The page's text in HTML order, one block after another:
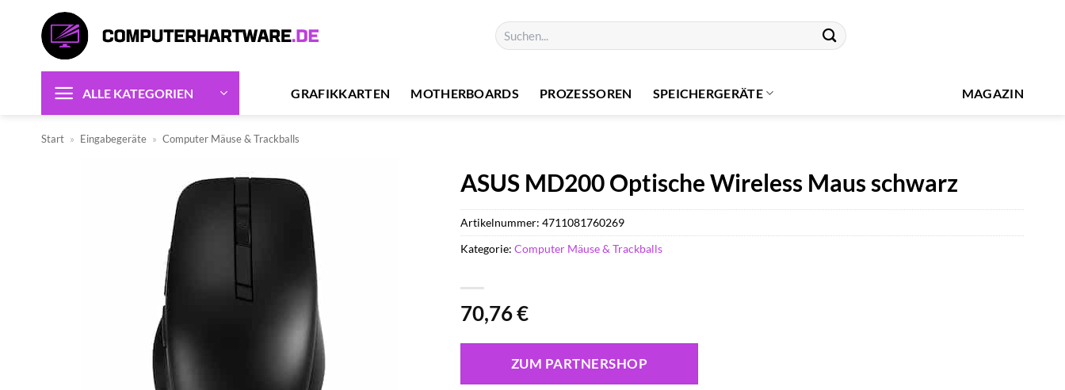
springen
Suchen
nach:
ALLE KATEGORIEN GRAFIKKARTEN MOTHERBOARDS PROZESSOREN SPEICHERGERÄTE MAGAZIN
Start » Eingabegeräte » Computer Mäuse & Trackballs
ASUS MD200 Optische Wireless Maus schwarz
70,76€
ZUM PARTNERSHOP
Artikelnummer:4711081760269
Kategorie:Computer Mäuse & Trackballs